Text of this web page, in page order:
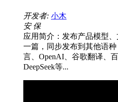
开发者: 小木
安 保
应用简介：发布产品模型
一篇，同步发布到其他语
言、OpenAI、谷歌翻译、
DeepSeek等...